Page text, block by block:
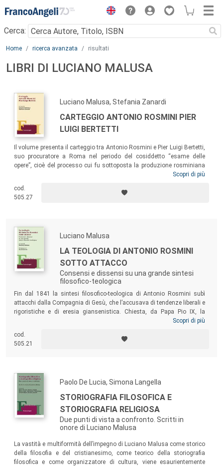
Menu
Cerca:
Main content
Home ricerca avanzata risultati
LIBRI DI LUCIANO MALUSA
Luciano Malusa, Stefania Zanardi
CARTEGGIO ANTONIO ROSMINI PIER
LUIGI BERTETTI
Il volume presenta il carteggio tra Antonio Rosmini e Pier Luigi Bertetti,
suo procuratore a Roma nel periodo del cosiddetto “esame delle
opere”, cioè del processo cui fu sottoposta la produzione rosminiana
davanti alla Congregazione dell’Indice, nel periodo 1850-1854,
di censura. Il vasto e rilevante carteggio getta nuova luce sul
complesso della questione rosminiana e offre un quadro molto
riformatrici.
Scopri di più
cod.
505.27
Luciano Malusa
LA TEOLOGIA DI ANTONIO ROSMINI
SOTTO ATTACCO
Consensi e dissensi su una grande sintesi
filosofico-teologica
Fin dal 1841 la sintesi filosofico-teologica di Antonio Rosmini subì
attacchi dalla Compagnia di Gesù, che l’accusava di tendenze liberali e
rigoristiche e di eresia giansenistica. Chiesta, da Papa Pio IX, la
pronuncia della Congregazione dell’Indice sulle gravi accuse, venne
la cui divulgazione fu però impedita dal Papa per non spiacere ai
Gesuiti. Questo volume espone le ragioni degli ecclesiastici, che
Scopri di più
cod.
505.21
Paolo De Lucia, Simona Langella
STORIOGRAFIA FILOSOFICA E
STORIOGRAFIA RELIGIOSA
Due punti di vista a confronto. Scritti in
onore di Luciano Malusa
La vastità e multiformità dell’impegno di Luciano Malusa come storico
della filosofia e del cristianesimo, come teorico della storiografia
filosofica e come organizzatore di cultura, viene esaurientemente